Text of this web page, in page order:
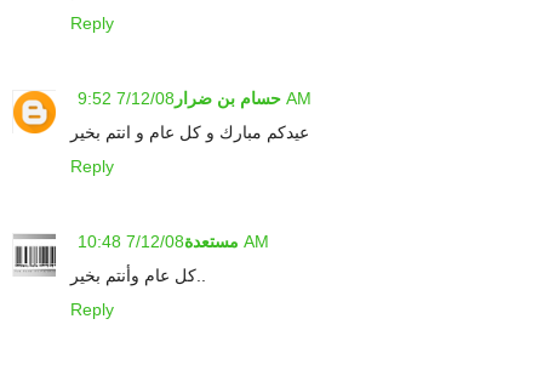
Reply
حسام بن ضرار 7/12/08 9:52 AM
عيدكم مبارك و كل عام و انتم بخير
Reply
مستعدة 7/12/08 10:48 AM
Reply